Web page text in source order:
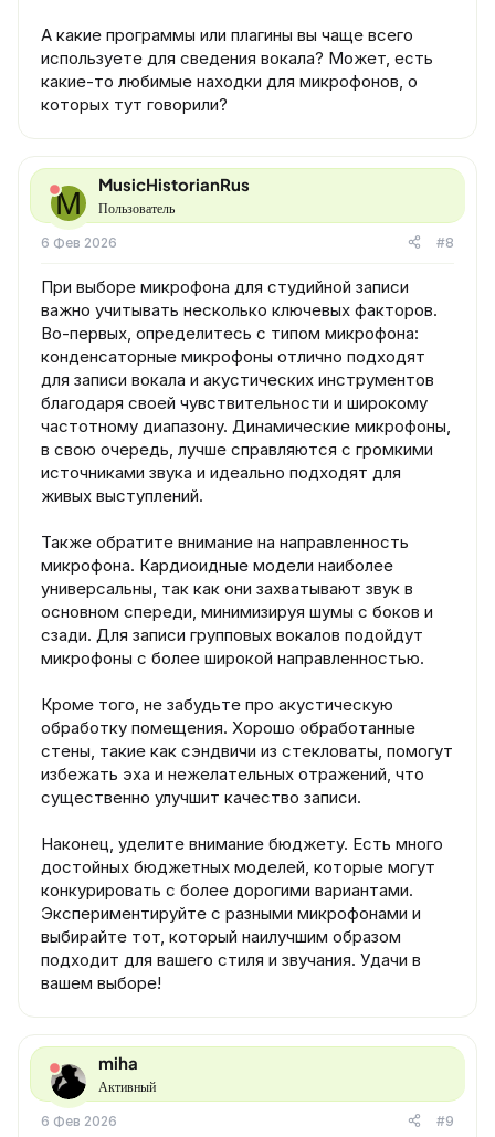
А какие программы или плагины вы чаще всего
используете для сведения вокала? Может, есть
какие-то любимые находки для микрофонов, о
которых тут говорили?
M
MusicHistorianRus
Пользователь
6 Фев 2026 #8
При выборе микрофона для студийной записи
важно учитывать несколько ключевых факторов.
Во-первых, определитесь с типом микрофона:
конденсаторные микрофоны отлично подходят
для записи вокала и акустических инструментов
благодаря своей чувствительности и широкому
частотному диапазону. Динамические микрофоны,
в свою очередь, лучше справляются с громкими
источниками звука и идеально подходят для
живых выступлений.
Также обратите внимание на направленность
микрофона. Кардиоидные модели наиболее
универсальны, так как они захватывают звук в
основном спереди, минимизируя шумы с боков и
сзади. Для записи групповых вокалов подойдут
микрофоны с более широкой направленностью.
Кроме того, не забудьте про акустическую
обработку помещения. Хорошо обработанные
стены, такие как сэндвичи из стекловаты, помогут
избежать эха и нежелательных отражений, что
существенно улучшит качество записи.
Наконец, уделите внимание бюджету. Есть много
достойных бюджетных моделей, которые могут
конкурировать с более дорогими вариантами.
Экспериментируйте с разными микрофонами и
выбирайте тот, который наилучшим образом
подходит для вашего стиля и звучания. Удачи в
вашем выборе!
miha
Активный
6 Фев 2026 #9